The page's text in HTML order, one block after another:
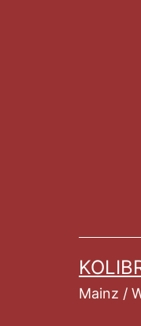
Mainz /